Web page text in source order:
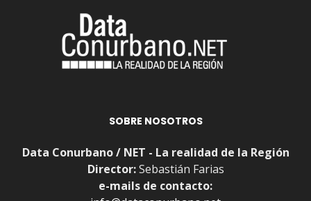
SOBRE NOSOTROS
Data Conurbano / NET - La realidad de la Región
Director:Sebastián Farias
e-mails de contacto: